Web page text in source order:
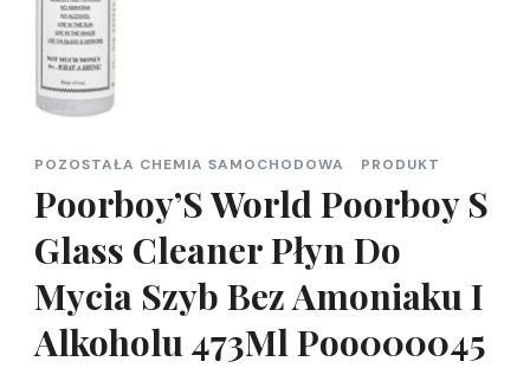
POZOSTAŁA CHEMIA SAMOCHODOWA PRODUKT
Poorboy’S World Poorboy S
Glass Cleaner Płyn Do
Mycia Szyb Bez Amoniaku I
Alkoholu 473Ml Poo000045